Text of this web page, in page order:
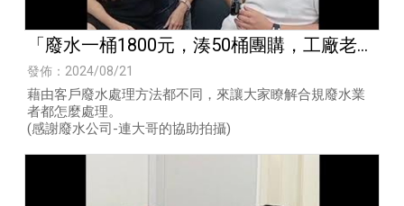
「廢水一桶1800元，湊50桶團購，工廠老闆
有什麼風險？」
發佈：2024/08/21
藉由客戶廢水處理方法都不同，來讓大家瞭解合規廢水業
者都怎麼處理。
(感謝廢水公司-連大哥的協助拍攝)